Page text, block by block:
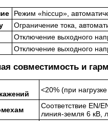
Режим «hiccup»,
Ограничение тока,
Отключение выходного
Отключение выходного
совместимость и
<20% (при
Соответствие EN/
линия‑земля 6 кВ,